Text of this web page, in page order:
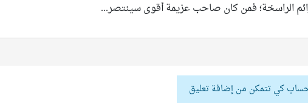
الراسخة؛ فمن كان صاحب عزيمة أقوى سينتصر...
كي تتمكن من إضافة تعليق